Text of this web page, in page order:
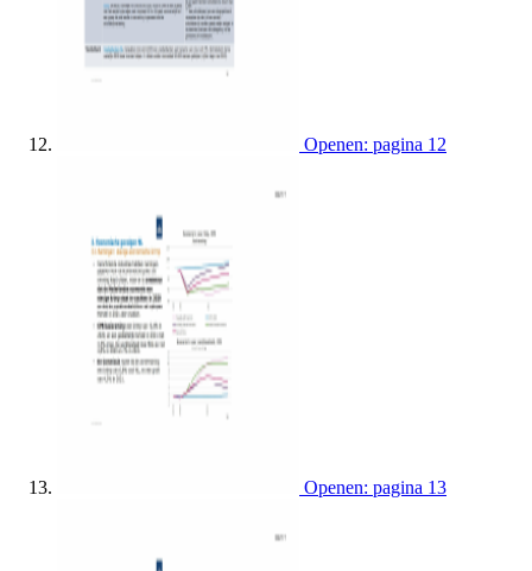
Openen: pagina 12
Openen: pagina 13